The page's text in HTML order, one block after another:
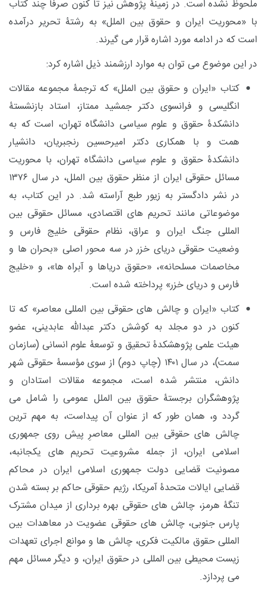
ملحوظ نشده است. در زمینۀ پژوهش نیز تا کنون صرفاً چند کتاب
با «محوریت ایران و حقوق بین الملل» به رشتۀ تحریر درآمده
است که در ادامه مورد اشاره قرار می گیرند.
در این موضوع می توان به موارد ارزشمند ذیل اشاره کرد:
کتاب «ایران و حقوق بین الملل» که ترجمۀ مجموعه مقالات
انگلیسی و فرانسوی دکتر جمشید ممتاز، استاد بازنشستۀ
دانشکدۀ حقوق و علوم سیاسی دانشگاه تهران، است که به
همت و با همکاری دکتر امیرحسین رنجبریان، دانشیار
دانشکدۀ حقوق و علوم سیاسی دانشگاه تهران، با محوریت
مسائل حقوقی ایران از منظر حقوق بین الملل، در سال ۱۳۷۶
در نشر دادگستر به زیور طبع آراسته شد. در این کتاب، به
موضوعاتی مانند تحریم های اقتصادی، مسائل حقوقی بین
المللی جنگ ایران و عراق، نظام حقوقی خلیج فارس و
وضعیت حقوقی دریای خزر در سه محور اصلی «بحران ها و
مخاصمات مسلحانه»، «حقوق دریاها و آبراه ها»، و «خلیج
فارس و دریای خزر» پرداخته شده است.
کتاب «ایران و چالش های حقوقی بین المللی معاصر» که تا
کنون در دو مجلد به کوشش دکتر عبدالله عابدینی، عضو
هیئت علمی پژوهشکدۀ تحقیق و توسعۀ علوم انسانی (سازمان
سمت)، در سال ۱۴۰۱ (چاپ دوم) از سوی مؤسسۀ حقوقی شهر
دانش، منتشر شده است، مجموعه مقالات استادان و
پژوهشگران برجستۀ حقوق بین الملل عمومی را شامل می
گردد و، همان طور که از عنوان آن پیداست، به مهم ترین
چالش های حقوقی بین المللی معاصرِ پیش روی جمهوری
اسلامی ایران، از جمله مشروعیت تحریم های یکجانبه،
مصونیت قضایی دولت جمهوری اسلامی ایران در محاکم
قضایی ایالات متحدۀ آمریکا، رژیم حقوقی حاکم بر بسته شدن
تنگۀ هرمز، چالش های حقوقی بهره برداری از میدان مشترک
پارس جنوبی، چالش های حقوقی عضویت در معاهدات بین
المللی حقوق مالکیت فکری، چالش ها و موانع اجرای تعهدات
زیست محیطی بین المللی در حقوق ایران، و دیگر مسائل مهم
می پردازد.